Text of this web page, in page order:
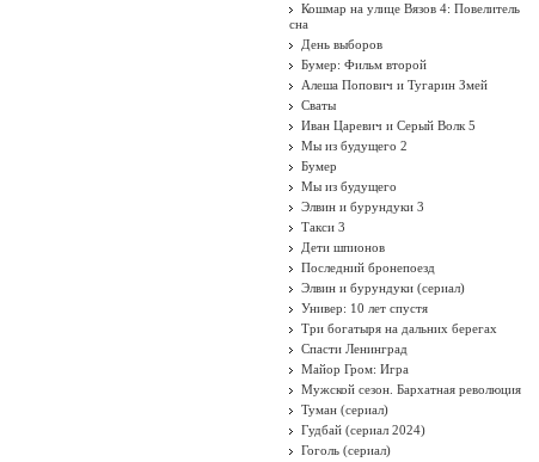
Кошмар на улице Вязов 4: Повелитель
сна
День выборов
Бумер: Фильм второй
Алеша Попович и Тугарин Змей
Сваты
Иван Царевич и Серый Волк 5
Мы из будущего 2
Бумер
Мы из будущего
Элвин и бурундуки 3
Такси 3
Дети шпионов
Последний бронепоезд
Элвин и бурундуки (сериал)
Универ: 10 лет спустя
Три богатыря на дальних берегах
Спасти Ленинград
Майор Гром: Игра
Мужской сезон. Бархатная революция
Туман (сериал)
Гудбай (сериал 2024)
Гоголь (сериал)